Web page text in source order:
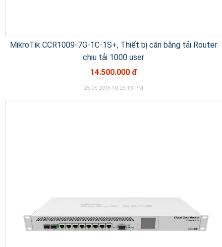
MikroTik CCR1009-7G-1C-1S+, Thiết bị cân bằng tải Router
chịu tải 1000 user
14.500.000 đ
25-05-2015 10:25:13 PM